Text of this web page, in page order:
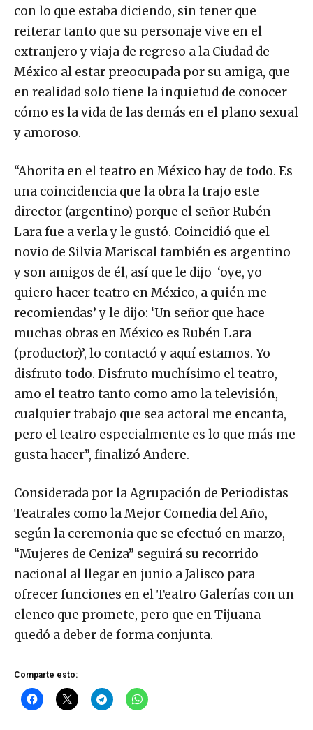
con lo que estaba diciendo, sin tener que
reiterar tanto que su personaje vive en el
extranjero y viaja de regreso a la Ciudad de
México al estar preocupada por su amiga, que
en realidad solo tiene la inquietud de conocer
cómo es la vida de las demás en el plano sexual
y amoroso.
“Ahorita en el teatro en México hay de todo. Es
una coincidencia que la obra la trajo este
director (argentino) porque el señor Rubén
Lara fue a verla y le gustó. Coincidió que el
novio de Silvia Mariscal también es argentino
y son amigos de él, así que le dijo ‘oye, yo
quiero hacer teatro en México, a quién me
recomiendas’ y le dijo: ‘Un señor que hace
muchas obras en México es Rubén Lara
(productor)’, lo contactó y aquí estamos. Yo
disfruto todo. Disfruto muchísimo el teatro,
amo el teatro tanto como amo la televisión,
cualquier trabajo que sea actoral me encanta,
pero el teatro especialmente es lo que más me
gusta hacer”, finalizó Andere.
Considerada por la Agrupación de Periodistas
Teatrales como la Mejor Comedia del Año,
según la ceremonia que se efectuó en marzo,
“Mujeres de Ceniza” seguirá su recorrido
nacional al llegar en junio a Jalisco para
ofrecer funciones en el Teatro Galerías con un
elenco que promete, pero que en Tijuana
quedó a deber de forma conjunta.
Comparte esto: